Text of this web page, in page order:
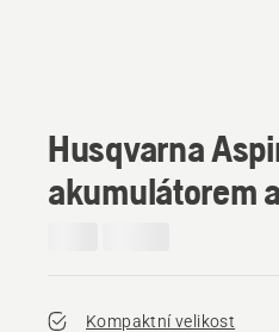
Husqvarna
akumulátorem
Kompaktní velikost